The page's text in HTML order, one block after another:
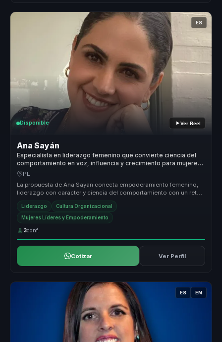
ES
Disponible Ver Reel
Ana Sayán
Especialista en liderazgo femenino que convierte ciencia del
comportamiento en voz, influencia y crecimiento para mujeres
líderes y equipos.
PE
La propuesta de Ana Sayan conecta empoderamiento femenino,
liderazgo con caracter y ciencia del comportamiento con un reto
concreto para ...
Liderazgo Cultura Organizacional
Mujeres Líderes y Empoderamiento
3conf.
Cotizar Ver Perfil
ES EN